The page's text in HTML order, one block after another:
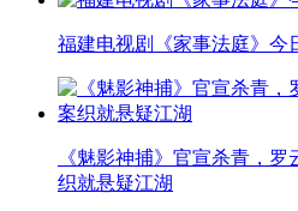
福建电视剧《家事法庭》今
《魅影神捕》官宣杀青，
织就悬疑江湖